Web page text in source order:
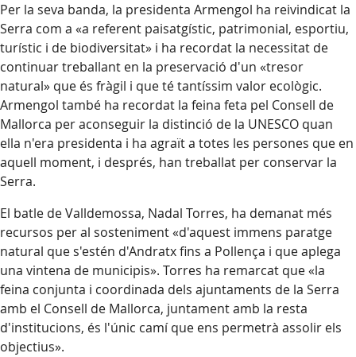
Per la seva banda, la presidenta Armengol ha reivindicat la
Serra com a «a referent paisatgístic, patrimonial, esportiu,
turístic i de biodiversitat» i ha recordat la necessitat de
continuar treballant en la preservació d'un «tresor
natural» que és fràgil i que té tantíssim valor ecològic.
Armengol també ha recordat la feina feta pel Consell de
Mallorca per aconseguir la distinció de la UNESCO quan
ella n'era presidenta i ha agraït a totes les persones que en
aquell moment, i després, han treballat per conservar la
Serra.
El batle de Valldemossa, Nadal Torres, ha demanat més
recursos per al sosteniment «d'aquest immens paratge
natural que s'estén d'Andratx fins a Pollença i que aplega
una vintena de municipis». Torres ha remarcat que «la
feina conjunta i coordinada dels ajuntaments de la Serra
amb el Consell de Mallorca, juntament amb la resta
d'institucions, és l'únic camí que ens permetrà assolir els
objectius».